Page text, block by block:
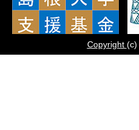
Copyright (c)